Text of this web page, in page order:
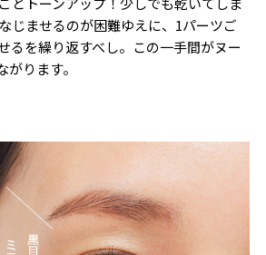
じませるのが困難ゆえに、1パーツご
るを繰り返すべし。この一手間がヌー
ります。